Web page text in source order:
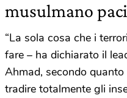
musulmano
“La sola cosa che i
fare – ha dichiarato il
Ahmad, secondo quanto
tradire totalmente gli